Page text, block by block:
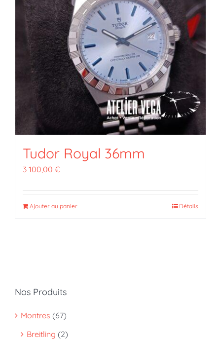
Tudor Royal 36mm
3 100,00 €
Ajouter au panier Détails
Nos Produits
Montres (67)
Breitling (2)